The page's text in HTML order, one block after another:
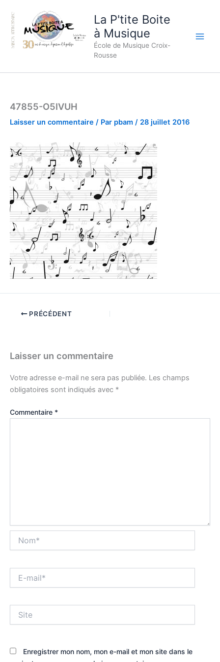
contenu
La P'tite Boite
à Musique
École de Musique Croix-
Rousse
47855-O5IVUH
Laisser un commentaire / Par pbam / 28 juillet 2016
PRÉCÉDENT
Laisser un commentaire
Votre adresse e-mail ne sera pas publiée. Les champs
obligatoires sont indiqués avec *
Commentaire *
mail*
Enregistrer mon nom, mon e-mail et mon site dans le